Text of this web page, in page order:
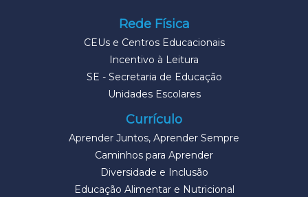
Rede Física
CEUs e Centros Educacionais
Incentivo à Leitura
SE - Secretaria de Educação
Unidades Escolares
Currículo
Aprender Juntos, Aprender Sempre
Caminhos para Aprender
Diversidade e Inclusão
Educação Alimentar e Nutricional